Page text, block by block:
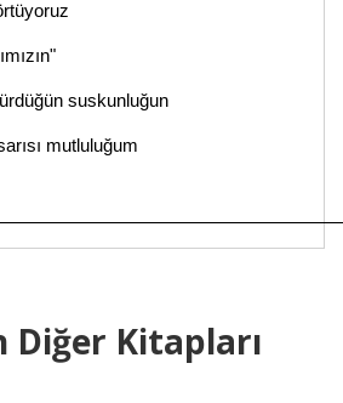
suskunluğun
mutluluğum
Diğer Kitapları